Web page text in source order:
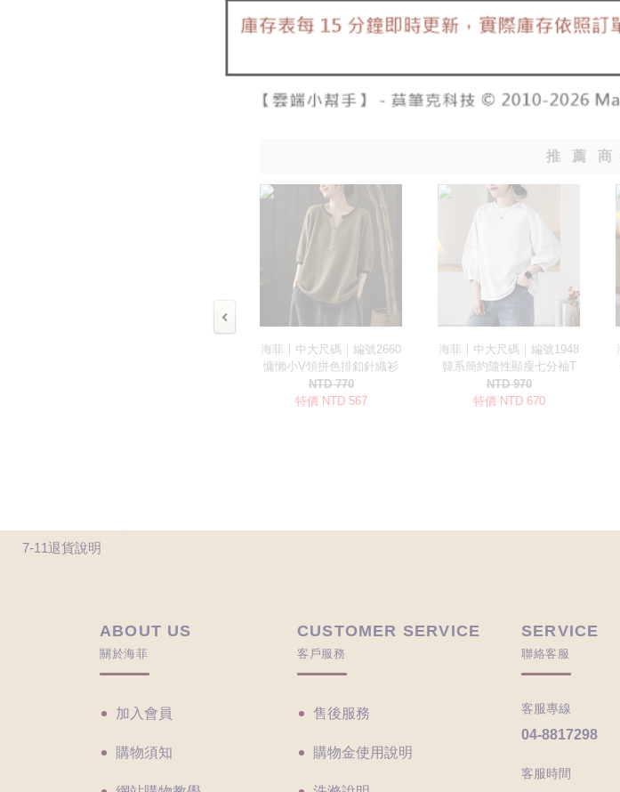
7-11退貨說明
ABOUT US
關於海菲
加入會員
購物須知
CUSTOMER SERVICE
客戶服務
售後服務
購物金使用說明
SERVICE
聯絡客服
客服專線
04-8817298
客服時間